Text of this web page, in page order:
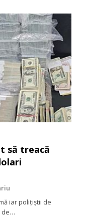
să treacă
iar polițiștii de
de…